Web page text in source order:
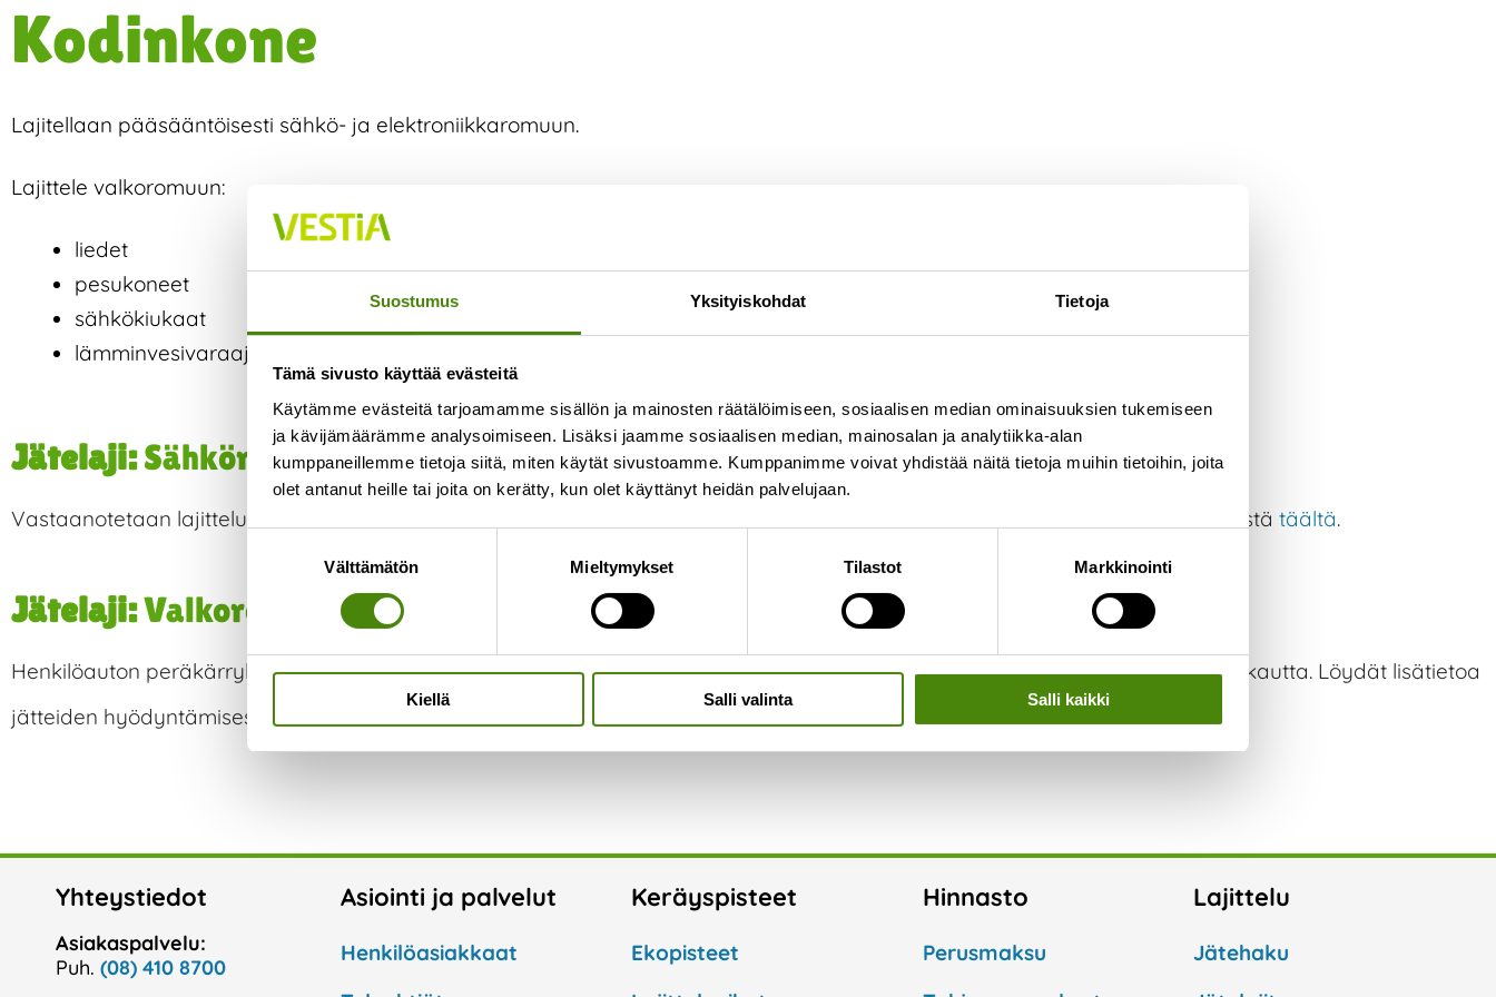
Suostumus Yksityiskohdat Tietoja
Tämä sivusto käyttää evästeitä
Käytämme evästeitä tarjoamamme sisällön ja mainosten räätälöimiseen, sosiaalisen median ominaisuuksien tukemiseen
ja kävijämäärämme analysoimiseen. Lisäksi jaamme sosiaalisen median, mainosalan ja analytiikka-alan
kumppaneillemme tietoja siitä, miten käytät sivustoamme. Kumppanimme voivat yhdistää näitä tietoja muihin tietoihin, joita
olet antanut heille tai joita on kerätty, kun olet käyttänyt heidän palvelujaan.
Välttämätön Mieltymykset Tilastot Markkinointi
Kiellä Salli valinta Salli kaikki
Kodinkone
Lajitellaan pääsääntöisesti sähkö- ja elektroniikkaromuun.
Lajittele valkoromuun:
liedet
pesukoneet
sähkökiukaat
lämminvesivaraajat
Jätelaji:Sähköromu
Vastaanotetaan lajittelupihoilla tai sähkö- ja elektroniikkalaitteita myyvissä liikkeissä. Löydät lisätietoa jätteiden hyödyntämisestä täältä.
Jätelaji:Valkoromu
Henkilöauton peräkärrykuormat vastaanotetaan lajittelupihoilla ja isommat kuormat Ylivieskan jätekeskuksen vaaka-aseman kautta. Löydät lisätietoa
jätteiden hyödyntämisestä
Yhteystiedot
Asiakaspalvelu:
Puh. (08) 410 8700
Asiointi ja palvelut
Henkilöasiakkaat
Keräyspisteet
Ekopisteet
Hinnasto
Perusmaksu
Lajittelu
Jätehaku